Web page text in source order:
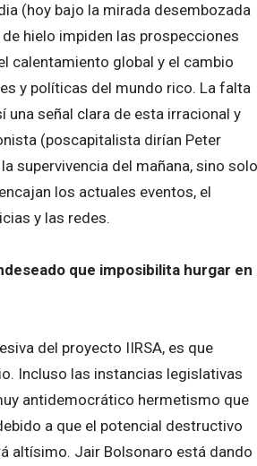
(hoy bajo la mirada desembozada
hielo impiden las prospecciones
calentamiento global y el cambio
y políticas del mundo rico. La falta
una señal clara de esta irracional y
(poscapitalista dirían Peter
supervivencia del mañana, sino solo
los actuales eventos, el
y las redes.
que imposibilita hurgar en
del proyecto IIRSA, es que
Incluso las instancias legislativas
antidemocrático hermetismo que
a que el potencial destructivo
altísimo. Jair Bolsonaro está dando